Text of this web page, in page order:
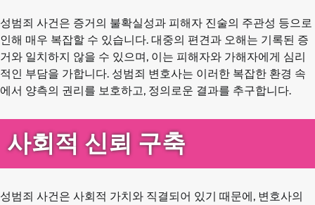
성범죄 사건은 증거의 불확실성과 피해자 진술의 주관성 등으로
인해 매우 복잡할 수 있습니다. 대중의 편견과 오해는 기록된 증
거와 일치하지 않을 수 있으며, 이는 피해자와 가해자에게 심리
적인 부담을 가합니다. 성범죄 변호사는 이러한 복잡한 환경 속
에서 양측의 권리를 보호하고, 정의로운 결과를 추구합니다.
사회적 신뢰 구축
성범죄 사건은 사회적 가치와 직결되어 있기 때문에, 변호사의